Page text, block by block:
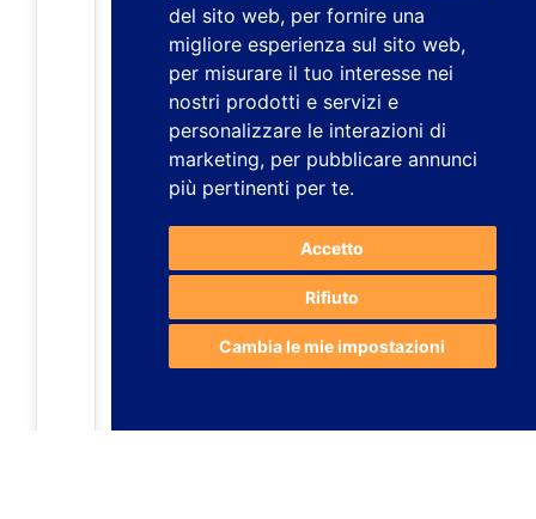
del sito web, per fornire una
migliore esperienza sul sito web,
per misurare il tuo interesse nei
nostri prodotti e servizi e
personalizzare le interazioni di
marketing, per pubblicare annunci
più pertinenti per te.
Accetto
Rifiuto
Cambia le mie impostazioni